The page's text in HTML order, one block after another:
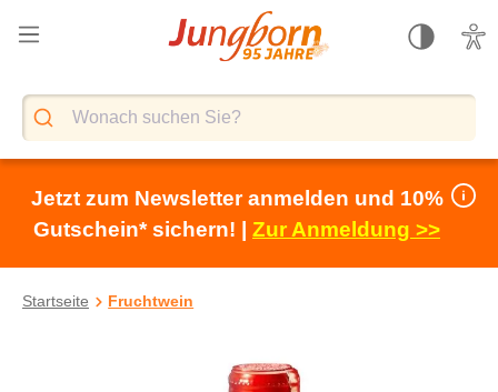
springen
Jetzt zum Newsletter anmelden und 10%
Gutschein* sichern! | Zur Anmeldung >>
Startseite Fruchtwein